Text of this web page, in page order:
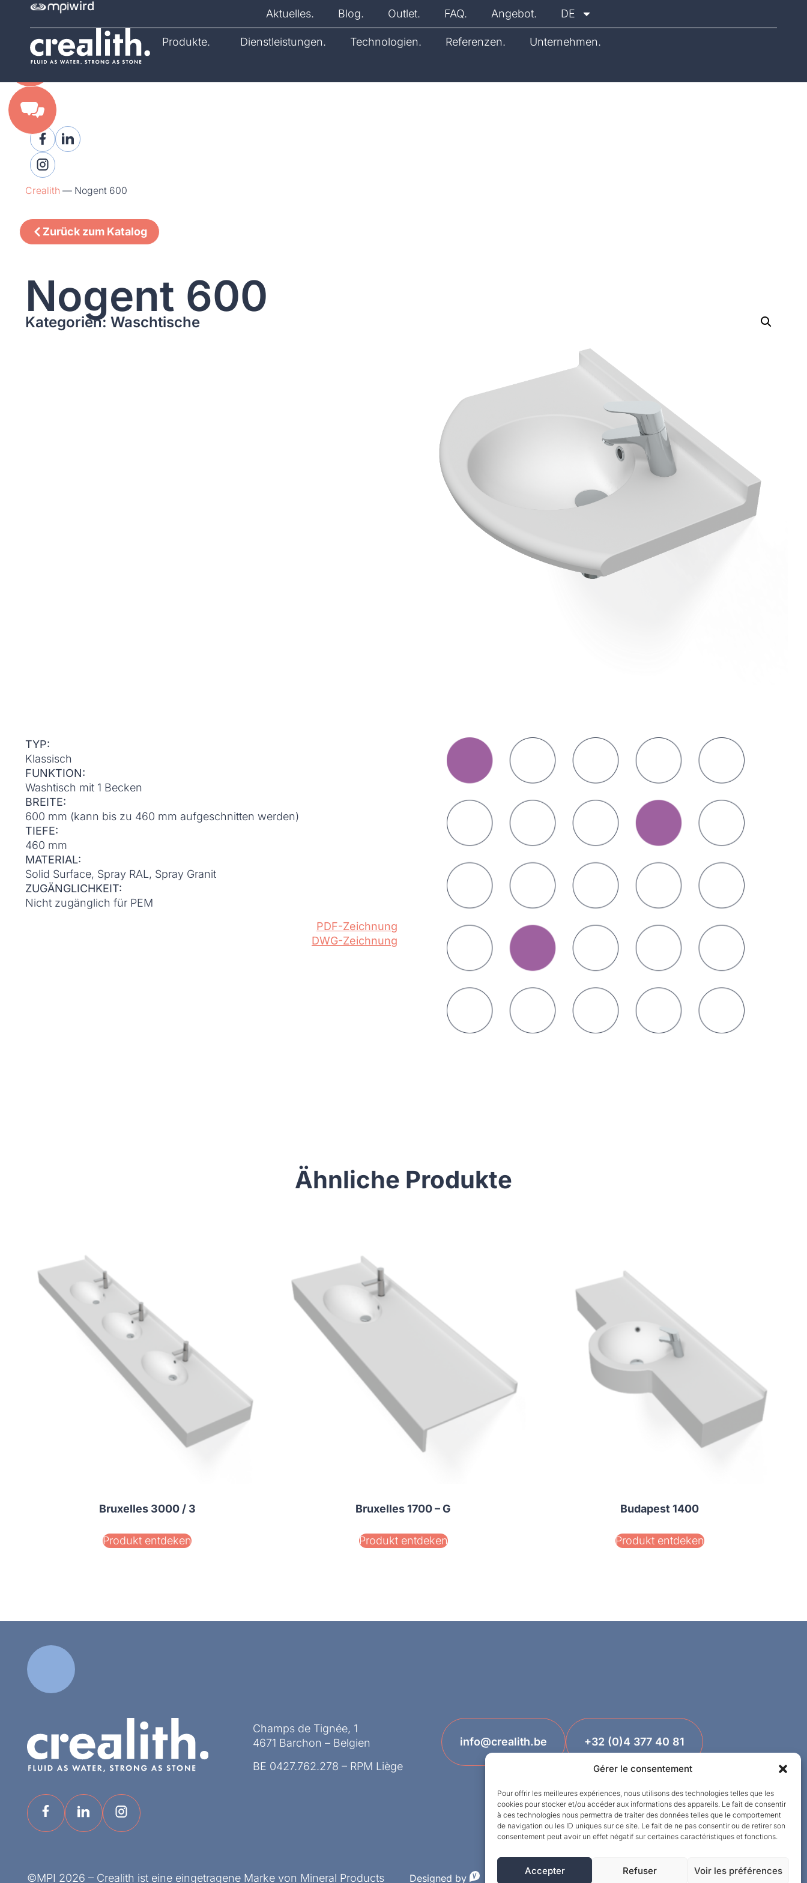
Gérer le consentement
Pour offrir les meilleures expériences, nous utilisons des technologies telles que les
cookies pour stocker et/ou accéder aux informations des appareils. Le fait de consentir
à ces technologies nous permettra de traiter des données telles que le comportement
de navigation ou les ID uniques sur ce site. Le fait de ne pas consentir ou de retirer son
consentement peut avoir un effet négatif sur certaines caractéristiques et fonctions.
Accepter Refuser Voir les préférences
wird
Aktuelles. Blog. Outlet. FAQ. Angebot. DE
Produkte. Dienstleistungen. Technologien. Referenzen. Unternehmen.
Katalog.
Crealith — Nogent 600
Zurück zum Katalog
Nogent 600
Kategorien: Waschtische
TYP:
Klassisch
FUNKTION:
Washtisch mit 1 Becken
BREITE:
600 mm (kann bis zu 460 mm aufgeschnitten werden)
TIEFE:
460 mm
MATERIAL:
Solid Surface, Spray RAL, Spray Granit
ZUGÄNGLICHKEIT:
Nicht zugänglich für PEM
PDF-Zeichnung
DWG-Zeichnung
Ähnliche Produkte
Bruxelles 3000 / 3
Produkt entdeken
Bruxelles 1700 – G
Produkt entdeken
Budapest 1400
Produkt entdeken
Champs de Tignée, 1
4671 Barchon – Belgien
BE 0427.762.278 – RPM Liège
info@crealith.be +32 (0)4 377 40 81
©MPI 2026 – Crealith ist eine eingetragene Marke von Mineral Products Designed by